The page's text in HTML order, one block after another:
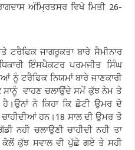
ਅੰਮ੍ਰਿਤਸਰ ਵਿਖੇ ਮਿਤੀ 26-
ਜਾਗਰੂਕਤਾ ਬਾਰੇ ਸੈਮੀਨਾਰ
ਇੰਸਪੈਕਟਰ ਪਰਮਜੀਤ ਸਿੰਘ
ਨੂੰ ਟਰੈਫਿਕ ਨਿਯਮਾਂ ਬਾਰੇ ਜਾਣਕਾਰੀ
ਸਾਨੂੰ ਵਾਹਣ ਚਲਾਉਂਦੇ ਸਮੇਂ ਕੁੱਝ ਨੇਮ ਤੇ
ਹੈ।ਉਨਾਂ ਨੇ ਕਿਹਾ ਕਿ ਛੋਟੀ ਉਮਰ ਦੇ
ਹਨ।18 ਸਾਲ ਦੀ ਉਮਰ ਤੋ
ਨਹੀ ਚਲਾਉਣੀ ਚਾਹੀਦੀ ਨਹੀ ਤਾ
ਕੋਲੋਂ ਕੁੱਝ ਸਵਾਲ ਵੀ ਪੁੱਛੇ ਗਏ ਤੇ ਸਹੀ